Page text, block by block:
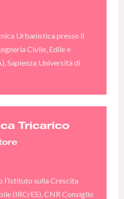
Urbanistica presso il
Civile, Edile e
Sapienza Università di
Tricarico
l’Istituto sulla Crescita
(IRCrES), CNR Consiglio